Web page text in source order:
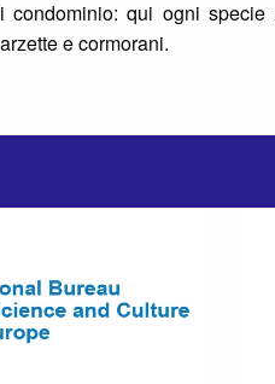
condominio: qui ogni
e cormorani.